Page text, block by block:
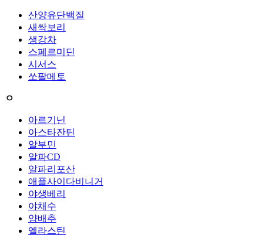
산양유단백질
새싹보리
생강차
스페르미딘
시서스
쏘팔메토
ㅇ
아르기닌
아스타잔틴
알부민
알파CD
알파리포산
애플사이다비니거
야생베리
야채수
양배추
엘라스틴